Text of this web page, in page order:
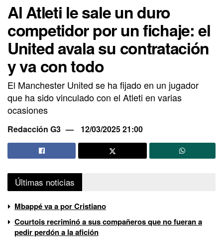
Al Atleti le sale un duro
competidor por un fichaje: el
United avala su contratación
y va con todo
El Manchester United se ha fijado en un jugador
que ha sido vinculado con el Atleti en varias
ocasiones
Redacción G3 12/03/2025 21:00
Últimas noticias
Mbappé va a por Cristiano
Courtois recriminó a sus compañeros que no fueran a
pedir perdón a la afición